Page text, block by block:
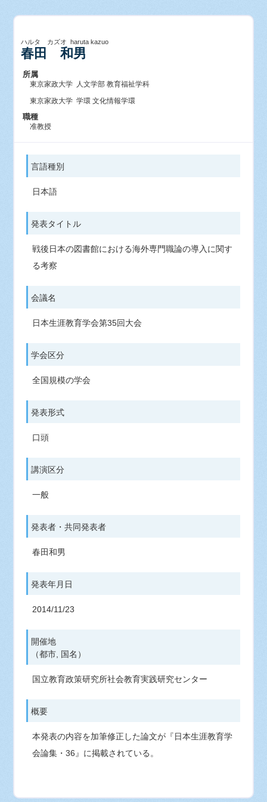
ハルタ カズオ haruta kazuo
春田 和男
所属
東京家政大学 人文学部 教育福祉学科
東京家政大学 学環 文化情報学環
職種
准教授
言語種別
日本語
発表タイトル
戦後日本の図書館における海外専門職論の導入に関す
る考察
会議名
日本生涯教育学会第35回大会
学会区分
全国規模の学会
発表形式
口頭
講演区分
一般
発表者・共同発表者
春田和男
発表年月日
2014/11/23
開催地
（都市, 国名）
国立教育政策研究所社会教育実践研究センター
概要
本発表の内容を加筆修正した論文が『日本生涯教育学
会論集・36』に掲載されている。